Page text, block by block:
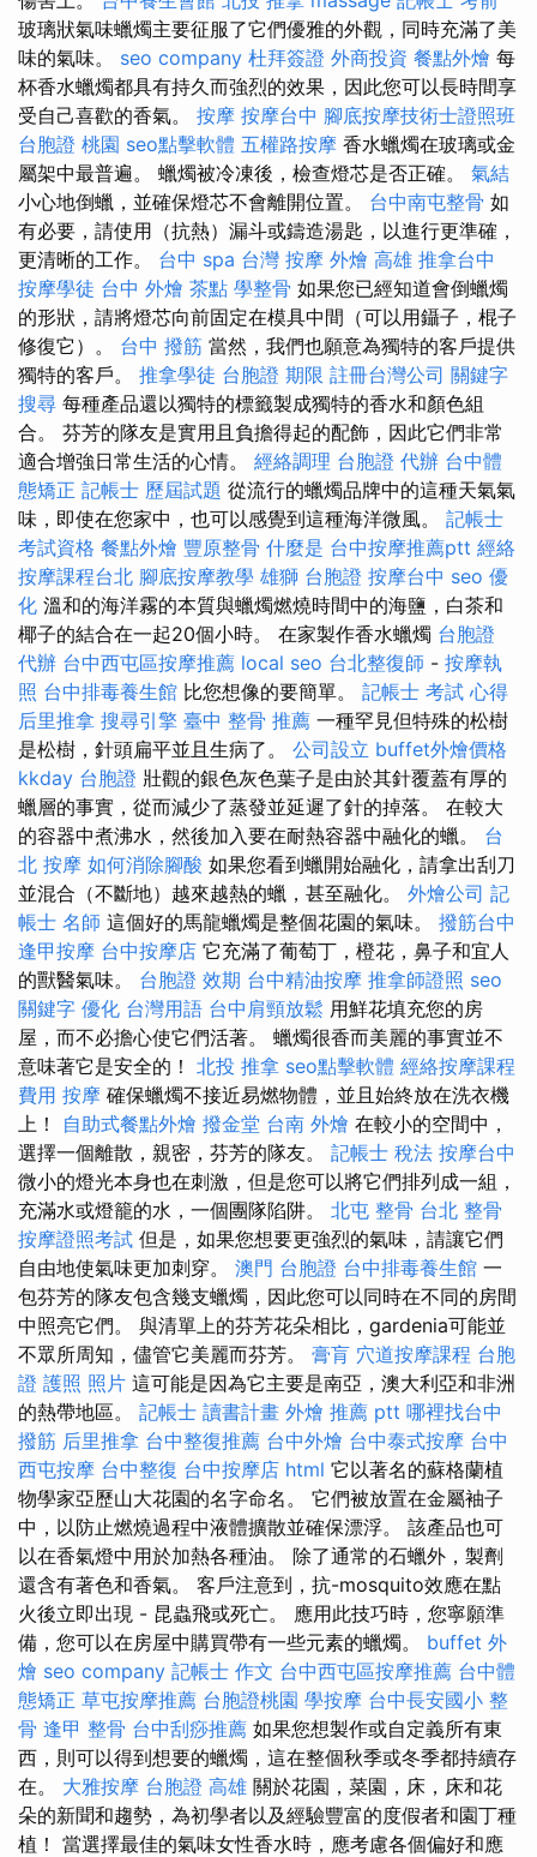
玻璃狀氣味蠟燭主要征服了它們優雅的外觀，同時充滿了美
味的氣味。 seo company 杜拜簽證 外商投資 餐點外燴 每
杯香水蠟燭都具有持久而強烈的效果，因此您可以長時間享
受自己喜歡的香氣。 按摩 按摩台中 腳底按摩技術士證照班
台胞證 桃園 seo點擊軟體 五權路按摩 香水蠟燭在玻璃或金
屬架中最普遍。 蠟燭被冷凍後，檢查燈芯是否正確。 氣結
小心地倒蠟，並確保燈芯不會離開位置。 台中南屯整骨 如
有必要，請使用（抗熱）漏斗或鑄造湯匙，以進行更準確，
更清晰的工作。 台中 spa 台灣 按摩 外燴 高雄 推拿台中
按摩學徒 台中 外燴 茶點 學整骨 如果您已經知道會倒蠟燭
的形狀，請將燈芯向前固定在模具中間（可以用鑷子，棍子
修復它）。 台中 撥筋 當然，我們也願意為獨特的客戶提供
獨特的客戶。 推拿學徒 台胞證 期限 註冊台灣公司 關鍵字
搜尋 每種產品還以獨特的標籤製成獨特的香水和顏色組
合。 芬芳的隊友是實用且負擔得起的配飾，因此它們非常
適合增強日常生活的心情。 經絡調理 台胞證 代辦 台中體
態矯正 記帳士 歷屆試題 從流行的蠟燭品牌中的這種天氣氣
味，即使在您家中，也可以感覺到這種海洋微風。 記帳士
考試資格 餐點外燴 豐原整骨 什麼是 台中按摩推薦ptt 經絡
按摩課程台北 腳底按摩教學 雄獅 台胞證 按摩台中 seo 優
化 溫和的海洋霧的本質與蠟燭燃燒時間中的海鹽，白茶和
椰子的結合在一起20個小時。 在家製作香水蠟燭 台胞證
代辦 台中西屯區按摩推薦 local seo 台北整復師 - 按摩執
照 台中排毒養生館 比您想像的要簡單。 記帳士 考試 心得
后里推拿 搜尋引擎 臺中 整骨 推薦 一種罕見但特殊的松樹
是松樹，針頭扁平並且生病了。 公司設立 buffet外燴價格
kkday 台胞證 壯觀的銀色灰色葉子是由於其針覆蓋有厚的
蠟層的事實，從而減少了蒸發並延遲了針的掉落。 在較大
的容器中煮沸水，然後加入要在耐熱容器中融化的蠟。 台
北 按摩 如何消除腳酸 如果您看到蠟開始融化，請拿出刮刀
並混合（不斷地）越來越熱的蠟，甚至融化。 外燴公司 記
帳士 名師 這個好的馬龍蠟燭是整個花園的氣味。 撥筋台中
逢甲按摩 台中按摩店 它充滿了葡萄丁，橙花，鼻子和宜人
的獸醫氣味。 台胞證 效期 台中精油按摩 推拿師證照 seo
關鍵字 優化 台灣用語 台中肩頸放鬆 用鮮花填充您的房
屋，而不必擔心使它們活著。 蠟燭很香而美麗的事實並不
意味著它是安全的！ 北投 推拿 seo點擊軟體 經絡按摩課程
費用 按摩 確保蠟燭不接近易燃物體，並且始終放在洗衣機
上！ 自助式餐點外燴 撥金堂 台南 外燴 在較小的空間中，
選擇一個離散，親密，芬芳的隊友。 記帳士 稅法 按摩台中
微小的燈光本身也在刺激，但是您可以將它們排列成一組，
充滿水或燈籠的水，一個團隊陷阱。 北屯 整骨 台北 整骨
按摩證照考試 但是，如果您想要更強烈的氣味，請讓它們
自由地使氣味更加刺穿。 澳門 台胞證 台中排毒養生館 一
包芬芳的隊友包含幾支蠟燭，因此您可以同時在不同的房間
中照亮它們。 與清單上的芬芳花朵相比，gardenia可能並
不眾所周知，儘管它美麗而芬芳。 膏肓 穴道按摩課程 台胞
證 護照 照片 這可能是因為它主要是南亞，澳大利亞和非洲
的熱帶地區。 記帳士 讀書計畫 外燴 推薦 ptt 哪裡找台中
撥筋 后里推拿 台中整復推薦 台中外燴 台中泰式按摩 台中
西屯按摩 台中整復 台中按摩店 html 它以著名的蘇格蘭植
物學家亞歷山大花園的名字命名。 它們被放置在金屬袖子
中，以防止燃燒過程中液體擴散並確保漂浮。 該產品也可
以在香氣燈中用於加熱各種油。 除了通常的石蠟外，製劑
還含有著色和香氣。 客戶注意到，抗-mosquito效應在點
火後立即出現 - 昆蟲飛或死亡。 應用此技巧時，您寧願準
備，您可以在房屋中購買帶有一些元素的蠟燭。 buffet 外
燴 seo company 記帳士 作文 台中西屯區按摩推薦 台中體
態矯正 草屯按摩推薦 台胞證桃園 學按摩 台中長安國小 整
骨 逢甲 整骨 台中刮痧推薦 如果您想製作或自定義所有東
西，則可以得到想要的蠟燭，這在整個秋季或冬季都持續存
在。 大雅按摩 台胞證 高雄 關於花園，菜園，床，床和花
朵的新聞和趨勢，為初學者以及經驗豐富的度假者和園丁種
植！ 當選擇最佳的氣味女性香水時，應考慮各個偏好和應